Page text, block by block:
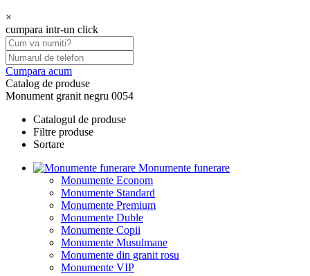
×
cumpara intr-un click
Cumpara acum
Catalog de produse
Monument granit negru 0054
Catalogul de produse
Filtre produse
Sortare
Monumente funerare
Monumente Econom
Monumente Standard
Monumente Premium
Monumente Duble
Monumente Copii
Monumente Musulmane
Monumente din granit rosu
Monumente VIP